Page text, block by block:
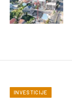
INVESTICIJE